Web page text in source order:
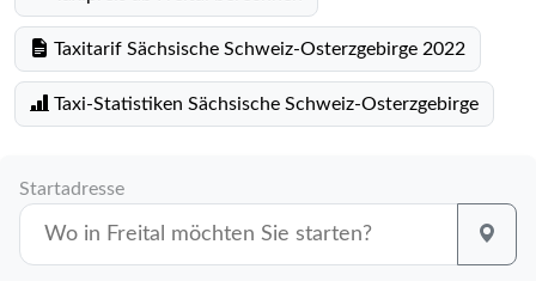
Taxitarif Sächsische Schweiz-Osterzgebirge 2022
Taxi-Statistiken Sächsische Schweiz-Osterzgebirge
Startadresse